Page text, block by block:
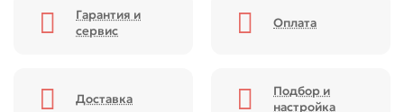
Гарантия и
сервис
Оплата
Доставка
Подбор и
настройка